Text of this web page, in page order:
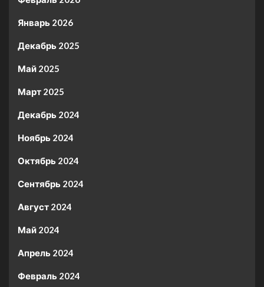
Январь 2026
Декабрь 2025
Май 2025
Март 2025
Декабрь 2024
Ноябрь 2024
Октябрь 2024
Сентябрь 2024
Август 2024
Май 2024
Апрель 2024
Февраль 2024